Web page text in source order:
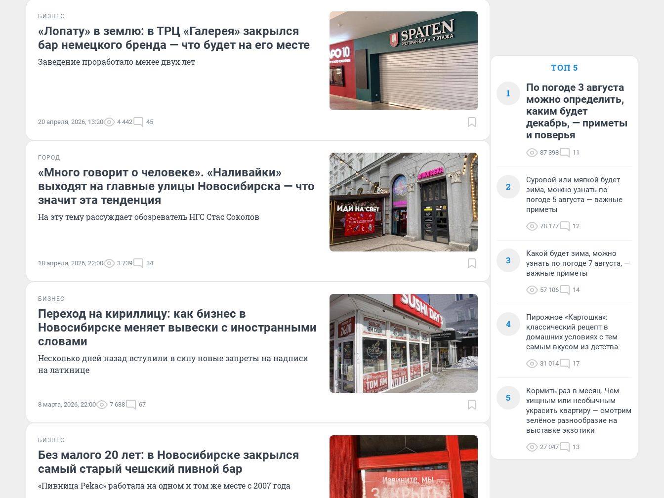
БИЗНЕС
«Лопату» в землю: в ТРЦ «Галерея» закрылся
бар немецкого бренда — что будет на его месте
Заведение проработало менее двух лет
20 апреля, 2026, 13:20 4 442 45
ГОРОД
«Много говорит о человеке». «Наливайки»
выходят на главные улицы Новосибирска — что
значит эта тенденция
На эту тему рассуждает обозреватель НГС Стас Соколов
18 апреля, 2026, 22:00 3 739 34
БИЗНЕС
Переход на кириллицу: как бизнес в
Новосибирске меняет вывески с иностранными
словами
Несколько дней назад вступили в силу новые запреты на надписи
на латинице
8 марта, 2026, 22:00 7 688 67
БИЗНЕС
Без малого 20 лет: в Новосибирске закрылся
самый старый чешский пивной бар
«Пивница Pekac» работала на одном и том же месте с 2007 года
ТОП 5
1
По погоде 3 августа
можно определить,
каким будет
декабрь, — приметы
и поверья
87 398 11
2
Суровой или мягкой будет
зима, можно узнать по
погоде 5 августа — важные
приметы
78 177 12
3
Какой будет зима, можно
узнать по погоде 7 августа, —
важные приметы
57 106 14
4
Пирожное «Картошка»:
классический рецепт в
домашних условиях с тем
самым вкусом из детства
31 014 17
5
Кормить раз в месяц. Чем
хищным или необычным
украсить квартиру — смотрим
зелёное разнообразие на
выставке экзотики
27 047 13